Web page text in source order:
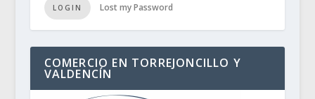
LOGIN Lost my Password
COMERCIO EN TORREJONCILLO Y
VALDENCÍN